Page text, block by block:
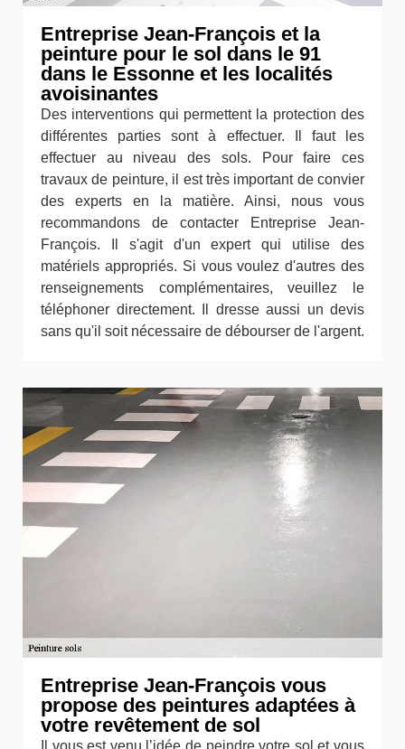
Entreprise Jean-François et la
peinture pour le sol dans le 91
dans le Essonne et les localités
avoisinantes
Des interventions qui permettent la protection des
différentes parties sont à effectuer. Il faut les
effectuer au niveau des sols. Pour faire ces
travaux de peinture, il est très important de convier
des experts en la matière. Ainsi, nous vous
recommandons de contacter Entreprise Jean-
François. Il s'agit d'un expert qui utilise des
matériels appropriés. Si vous voulez d'autres des
renseignements complémentaires, veuillez le
téléphoner directement. Il dresse aussi un devis
sans qu'il soit nécessaire de débourser de l'argent.
Entreprise Jean-François vous
propose des peintures adaptées à
votre revêtement de sol
Il vous est venu l’idée de peindre votre sol et vous